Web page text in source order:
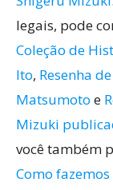
legais, pode
Coleção de
Ito, Resenha
Matsumoto e
Mizuki
você também
Como